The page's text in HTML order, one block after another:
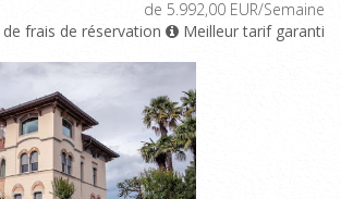
de 5.992,00 EUR/Semaine
de frais de réservation
Meilleur tarif garanti